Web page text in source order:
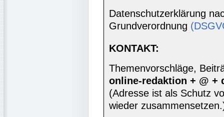
Datenschutzerklärung
Grundverordnung
KONTAKT:
Themenvorschläge,
online-redaktion + @ +
(Adresse ist als Schutz
wieder